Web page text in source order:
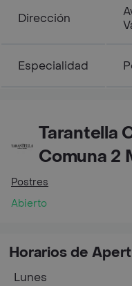
Dirección
Especialidad
Tarantella
Comuna 2
Postres
Abierto
Horarios de
Lunes